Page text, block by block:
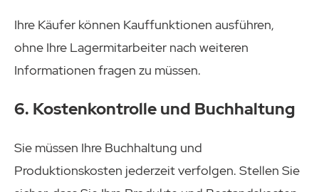
Ihre Käufer können Kauffunktionen ausführen,
ohne Ihre Lagermitarbeiter nach weiteren
Informationen fragen zu müssen.
6. Kostenkontrolle und Buchhaltung
Sie müssen Ihre Buchhaltung und
Produktionskosten jederzeit verfolgen. Stellen Sie